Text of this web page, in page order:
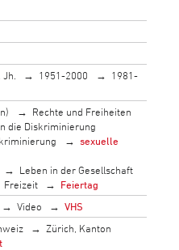
1951-2000
1981-
Rechte und Freiheiten
die Diskriminierung
sexuelle
Leben in der Gesellschaft
Freizeit
Feiertag
Video
VHS
Zürich, Kanton